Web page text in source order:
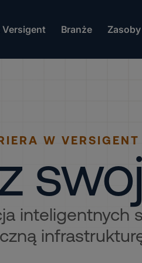
Versigent Branże Zasoby
W VERSIGENT
inteligentnych